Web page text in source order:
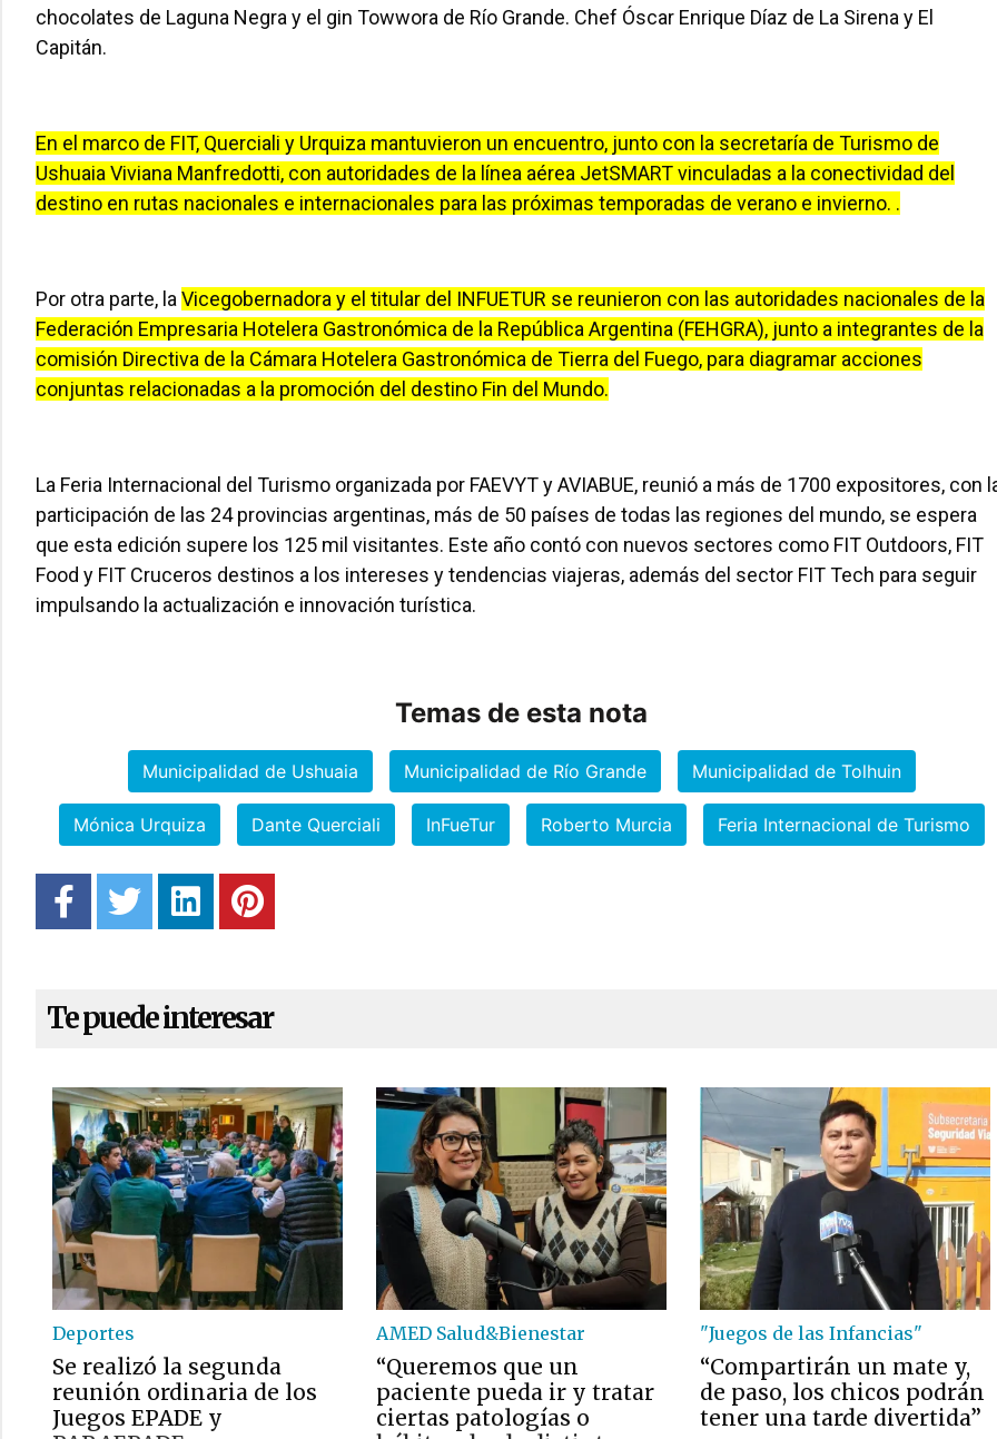
chocolates de Laguna Negra y el gin Towwora de Río Grande. Chef Óscar Enrique Díaz de La Sirena y El
Capitán.
En el marco de FIT, Querciali y Urquiza mantuvieron un encuentro, junto con la secretaría de Turismo de
Ushuaia Viviana Manfredotti, con autoridades de la línea aérea JetSMART vinculadas a la conectividad del
destino en rutas nacionales e internacionales para las próximas temporadas de verano e invierno. .
Por otra parte, la Vicegobernadora y el titular del INFUETUR se reunieron con las autoridades nacionales de la
Federación Empresaria Hotelera Gastronómica de la República Argentina (FEHGRA), junto a integrantes de la
comisión Directiva de la Cámara Hotelera Gastronómica de Tierra del Fuego, para diagramar acciones
conjuntas relacionadas a la promoción del destino Fin del Mundo.
La Feria Internacional del Turismo organizada por FAEVYT y AVIABUE, reunió a más de 1700 expositores, con
participación de las 24 provincias argentinas, más de 50 países de todas las regiones del mundo, se espera
que esta edición supere los 125 mil visitantes. Este año contó con nuevos sectores como FIT Outdoors, FIT
Food y FIT Cruceros destinos a los intereses y tendencias viajeras, además del sector FIT Tech para seguir
impulsando la actualización e innovación turística.
Temas de esta nota
Municipalidad de Ushuaia Municipalidad de Río Grande Municipalidad de Tolhuin
Mónica Urquiza Dante Querciali InFueTur Roberto Murcia Feria Internacional de Turismo
Te puede interesar
Deportes
Se realizó la segunda
reunión ordinaria de los
Juegos EPADE y
AMED Salud&Bienestar
“Queremos que un
paciente pueda ir y tratar
ciertas patologías o
"Juegos de las Infancias"
“Compartirán un mate y,
de paso, los chicos podrán
tener una tarde divertida”